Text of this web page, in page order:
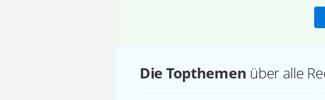
Die Topthemen über alle